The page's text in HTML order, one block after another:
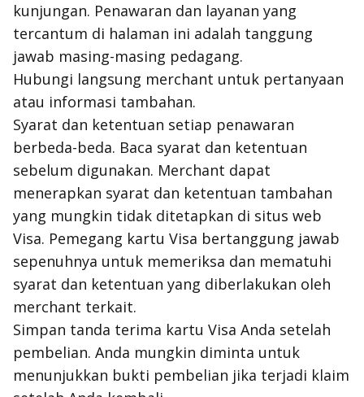
kunjungan. Penawaran dan layanan yang
tercantum di halaman ini adalah tanggung
jawab masing-masing pedagang.
Hubungi langsung merchant untuk pertanyaan
atau informasi tambahan.
Syarat dan ketentuan setiap penawaran
berbeda-beda. Baca syarat dan ketentuan
sebelum digunakan. Merchant dapat
menerapkan syarat dan ketentuan tambahan
yang mungkin tidak ditetapkan di situs web
Visa. Pemegang kartu Visa bertanggung jawab
sepenuhnya untuk memeriksa dan mematuhi
syarat dan ketentuan yang diberlakukan oleh
merchant terkait.
Simpan tanda terima kartu Visa Anda setelah
pembelian. Anda mungkin diminta untuk
menunjukkan bukti pembelian jika terjadi klaim